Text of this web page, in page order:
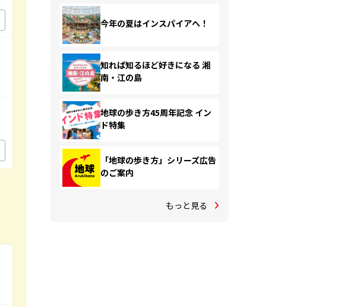
今年の夏はインスパイアへ！
知れば知るほど好きになる 湘
南・江の島
地球の歩き方45周年記念 イン
ド特集
「地球の歩き方」シリーズ広告
のご案内
もっと見る